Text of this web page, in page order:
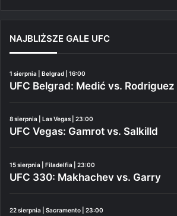
NAJBLIŻSZE GALE UFC
1 sierpnia | Belgrad | 16:00
UFC Belgrad: Medić vs. Rodriguez
8 sierpnia | Las Vegas | 23:00
UFC Vegas: Gamrot vs. Salkilld
15 sierpnia | Filadelfia | 23:00
UFC 330: Makhachev vs. Garry
22 sierpnia | Sacramento | 23:00